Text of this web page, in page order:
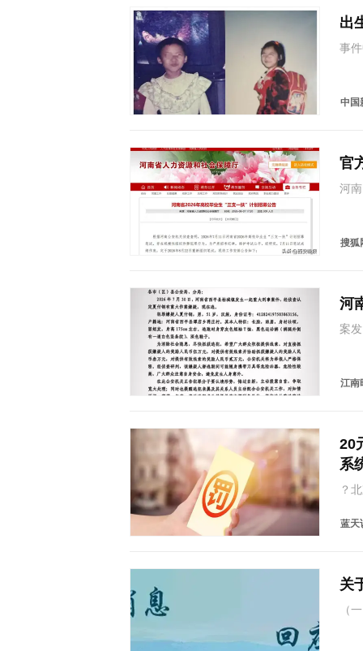
出
事
知
中国
官
河
举…
搜狐
河
案
下
江南
20
系
？
到
蓝天
关
（